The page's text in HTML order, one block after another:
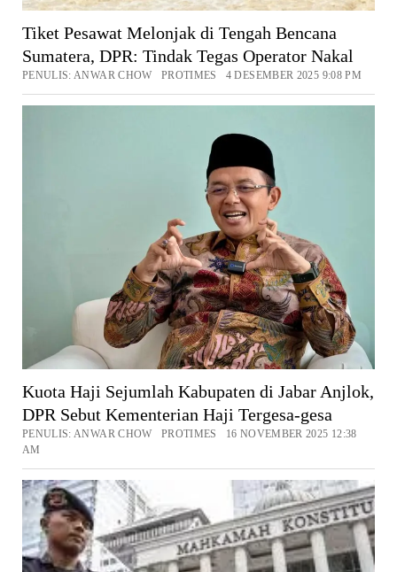
Tiket Pesawat Melonjak di Tengah Bencana
Sumatera, DPR: Tindak Tegas Operator Nakal
PENULIS: ANWAR CHOW PROTIMES 4 DESEMBER 2025 9:08 PM
Kuota Haji Sejumlah Kabupaten di Jabar Anjlok,
DPR Sebut Kementerian Haji Tergesa-gesa
PENULIS: ANWAR CHOW PROTIMES 16 NOVEMBER 2025 12:38
AM